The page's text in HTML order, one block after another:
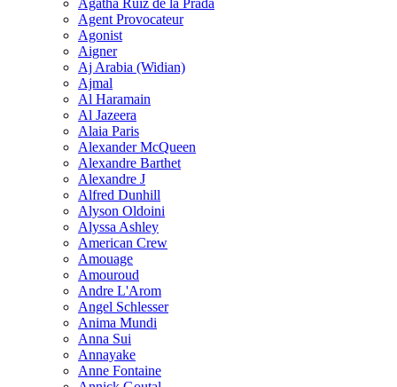
Agatha Ruiz de la Prada
Agent Provocateur
Agonist
Aigner
Aj Arabia (Widian)
Ajmal
Al Haramain
Al Jazeera
Alaia Paris
Alexander McQueen
Alexandre Barthet
Alexandre J
Alfred Dunhill
Alyson Oldoini
Alyssa Ashley
American Crew
Amouage
Amouroud
Andre L'Arom
Angel Schlesser
Anima Mundi
Anna Sui
Annayake
Anne Fontaine